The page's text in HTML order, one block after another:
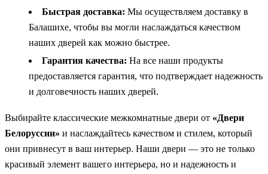
Быстрая доставка: Мы осуществляем доставку в
Балашихе, чтобы вы могли наслаждаться качеством
наших дверей как можно быстрее.
Гарантия качества: На все наши продукты
предоставляется гарантия, что подтверждает надежность
и долговечность наших дверей.
Выбирайте классические межкомнатные двери от «Двери
Белоруссии» и наслаждайтесь качеством и стилем, который
они привнесут в ваш интерьер. Наши двери — это не только
красивый элемент вашего интерьера, но и надежность и